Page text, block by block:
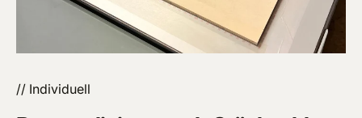
// Individuell